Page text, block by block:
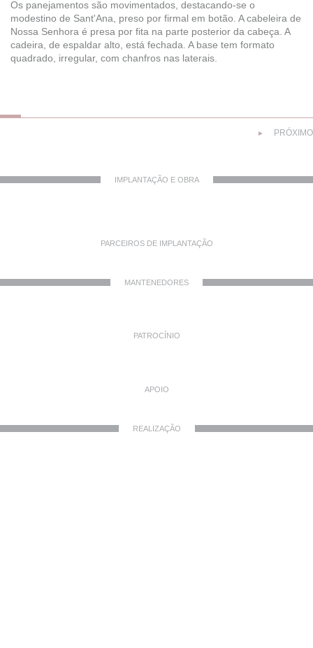
Os panejamentos são movimentados, destacando-se o
modestino de Sant'Ana, preso por firmal em botão. A cabeleira de
Nossa Senhora é presa por fita na parte posterior da cabeça. A
cadeira, de espaldar alto, está fechada. A base tem formato
quadrado, irregular, com chanfros nas laterais.
► PRÓXIMO
IMPLANTAÇÃO E OBRA
PARCEIROS DE IMPLANTAÇÃO
MANTENEDORES
PATROCÍNIO
APOIO
REALIZAÇÃO